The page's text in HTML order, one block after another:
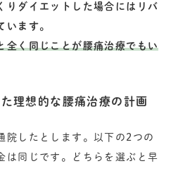
りダイエットした場合にはリバ
います。
全く同じことが腰痛治療でもい
理想的な腰痛治療の計画
院したとします。以下の2つの
は同じです。どちらを選ぶと早